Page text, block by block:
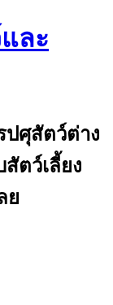
ละ
ปศุสัตว์ต่าง
ตว์เลี้ยง
ย